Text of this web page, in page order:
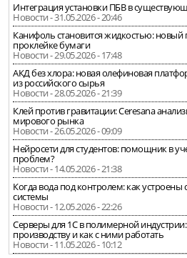
Интеграция установки ПБВ в
Новости - 31.05.2026 - 20:46
Канифоль становится жидкостью: новый
проклейке бумаги
Новости - 29.05.2026 - 17:48
АКД без хлора: новая олефиновая
из российского сырья
Новости - 28.05.2026 - 21:39
Клей против гравитации: Ceresana
мирового рынка
Новости - 26.05.2026 - 09:09
Нейросети для студентов: помощник в
проблем?
Новости - 14.05.2026 - 21:38
Когда вода под контролем: как
системы
Новости - 12.05.2026 - 22:26
Серверы для 1С в полимерной
производству и как с ними работать
Новости - 11.05.2026 - 10:12